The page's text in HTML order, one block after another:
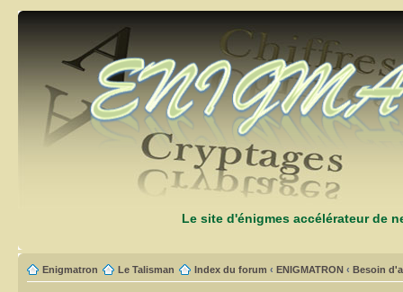
Le site d'énigmes accélérateur de
Enigmatron Le Talisman Index du forum ‹ ENIGMATRON ‹ Besoin